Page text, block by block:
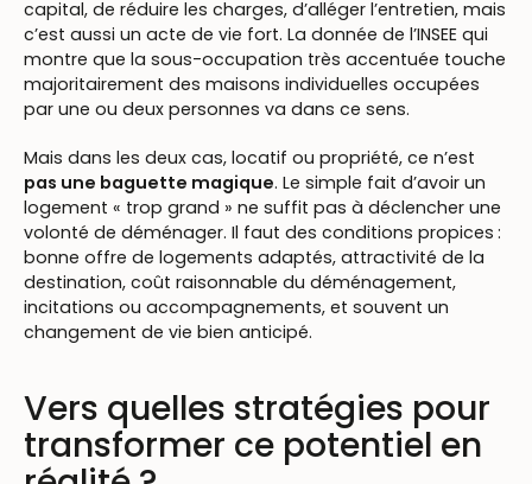
capital, de réduire les charges, d’alléger l’entretien, mais
c’est aussi un acte de vie fort. La donnée de l’INSEE qui
montre que la sous-occupation très accentuée touche
majoritairement des maisons individuelles occupées
par une ou deux personnes va dans ce sens.
Mais dans les deux cas, locatif ou propriété, ce n’est
pas une baguette magique. Le simple fait d’avoir un
logement « trop grand » ne suffit pas à déclencher une
volonté de déménager. Il faut des conditions propices :
bonne offre de logements adaptés, attractivité de la
destination, coût raisonnable du déménagement,
incitations ou accompagnements, et souvent un
changement de vie bien anticipé.
Vers quelles stratégies pour
transformer ce potentiel en